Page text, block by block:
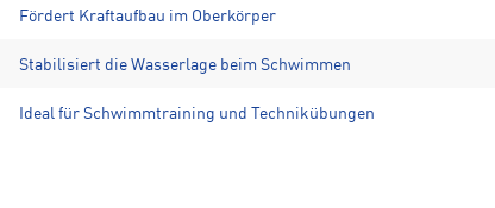
Fördert Kraftaufbau im Oberkörper
Stabilisiert die Wasserlage beim Schwimmen
Ideal für Schwimmtraining und Technikübungen